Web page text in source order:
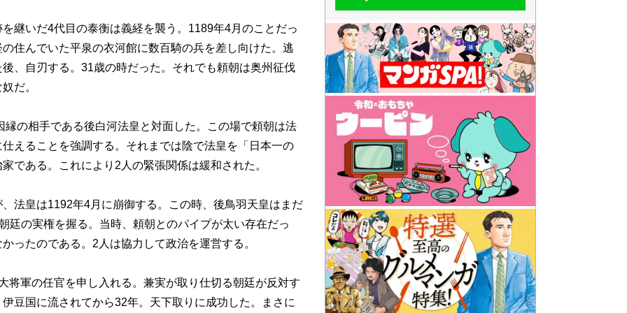
いだ4代目の泰衡は義経を襲う。1189年4月のことだっ
住んでいた平泉の衣河館に数百騎の兵を差し向けた。逃
、自刃する。31歳の時だった。それでも頼朝は奥州征伐
だ。
の相手である後白河法皇と対面した。この場で頼朝は法
えることを強調する。それまでは陰で法皇を「日本一の
である。これにより2人の緊張関係は緩和された。
法皇は1192年4月に崩御する。この時、後鳥羽天皇はまだ
廷の実権を握る。当時、頼朝とのパイプが太い存在だっ
ったのである。2人は協力して政治を運営する。
軍の任官を申し入れる。兼実が取り仕切る朝廷が反対す
豆国に流されてから32年。天下取りに成功した。まさに